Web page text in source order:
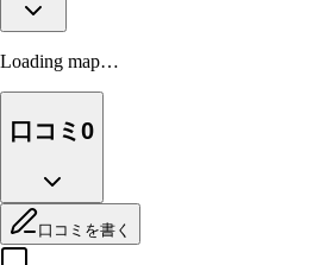
Loading map…
口コミ 0
口コミを書く